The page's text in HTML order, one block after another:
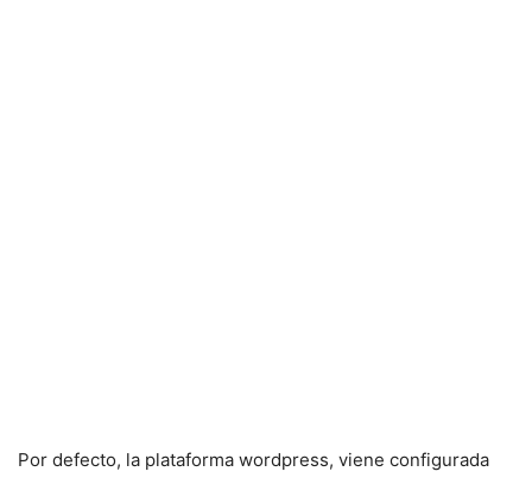
Por defecto, la plataforma wordpress, viene configurada